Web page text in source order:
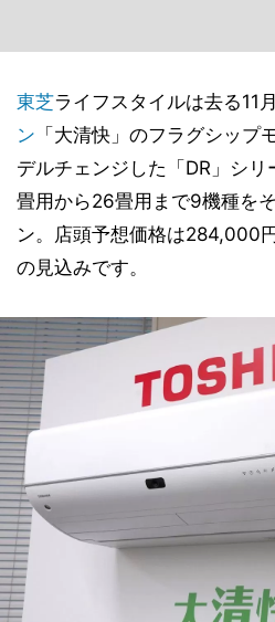
東芝ライフスタイルは去る11
ン 「大清快」のフラグシップ
デルチェンジした「DR」シ
畳用から26畳用まで9機種を
ン。店頭予想価格は284,000
の見込みです。